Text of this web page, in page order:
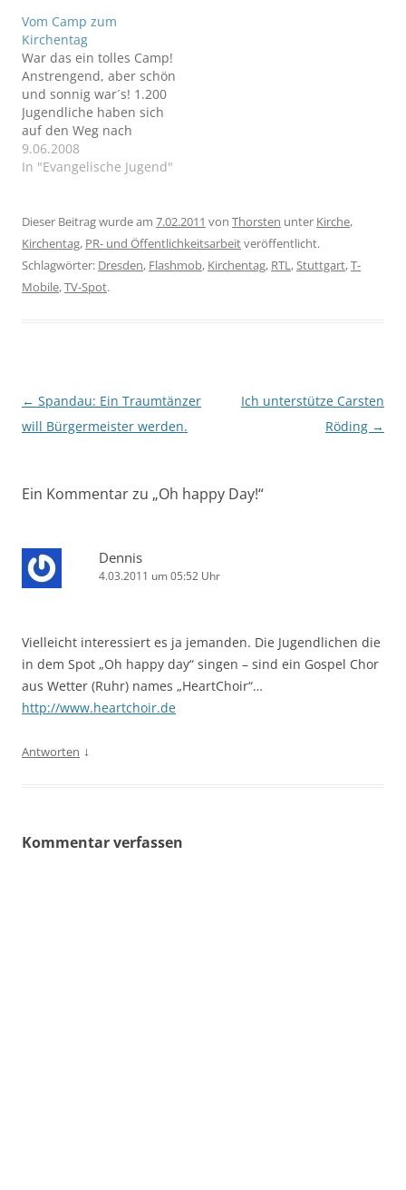
Vom Camp zum
Kirchentag
War das ein tolles Camp!
Anstrengend, aber schön
und sonnig war´s! 1.200
Jugendliche haben sich
auf den Weg nach
Hirschluch gemacht, um
der bulligen Hitze zu
Camperöffnung ist glatt
gegangen und meine
Anmoderation ging auch
glatt. Abends begann
dann die lange
9.06.2008
In "Evangelische Jugend"
Dieser Beitrag wurde am 7.02.2011 von Thorsten unter Kirche,
Kirchentag, PR- und Öffentlichkeitsarbeitveröffentlicht.
Schlagwörter: Dresden, Flashmob, Kirchentag, RTL,Stuttgart,T-
Mobile,TV-Spot.
Beitragsnavigation
← Spandau: Ein Traumtänzer
will Bürgermeister werden.
Ich unterstütze Carsten
Röding →
Ein Kommentar zu „Oh happy Day!“
Dennis
4.03.2011 um 05:52 Uhr
Vielleicht interessiert es ja jemanden. Die Jugendlichen die
in dem Spot „Oh happy day“ singen – sind ein Gospel Chor
aus Wetter (Ruhr) names „HeartChoir“…
http://www.heartchoir.de
Antworten ↓
Kommentar verfassen